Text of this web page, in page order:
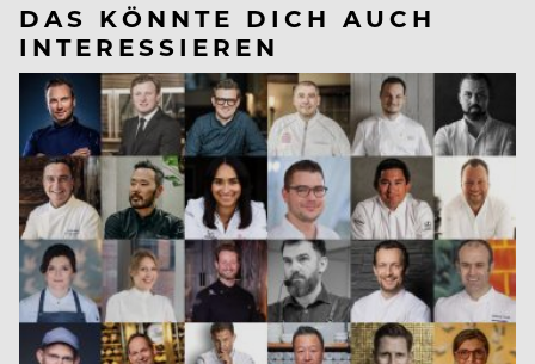
DAS KÖNNTE DICH AUCH
INTERESSIEREN